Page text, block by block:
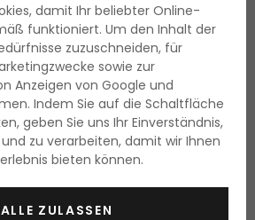
damit Ihr beliebter Online-
funktioniert. Um den Inhalt der
zuzuschneiden, für
sowie zur
Anzeigen von Google und
Indem Sie auf die Schaltfläche
geben Sie uns Ihr Einverständnis,
zu verarbeiten, damit wir Ihnen
bieten können.
ALLE ZULASSEN